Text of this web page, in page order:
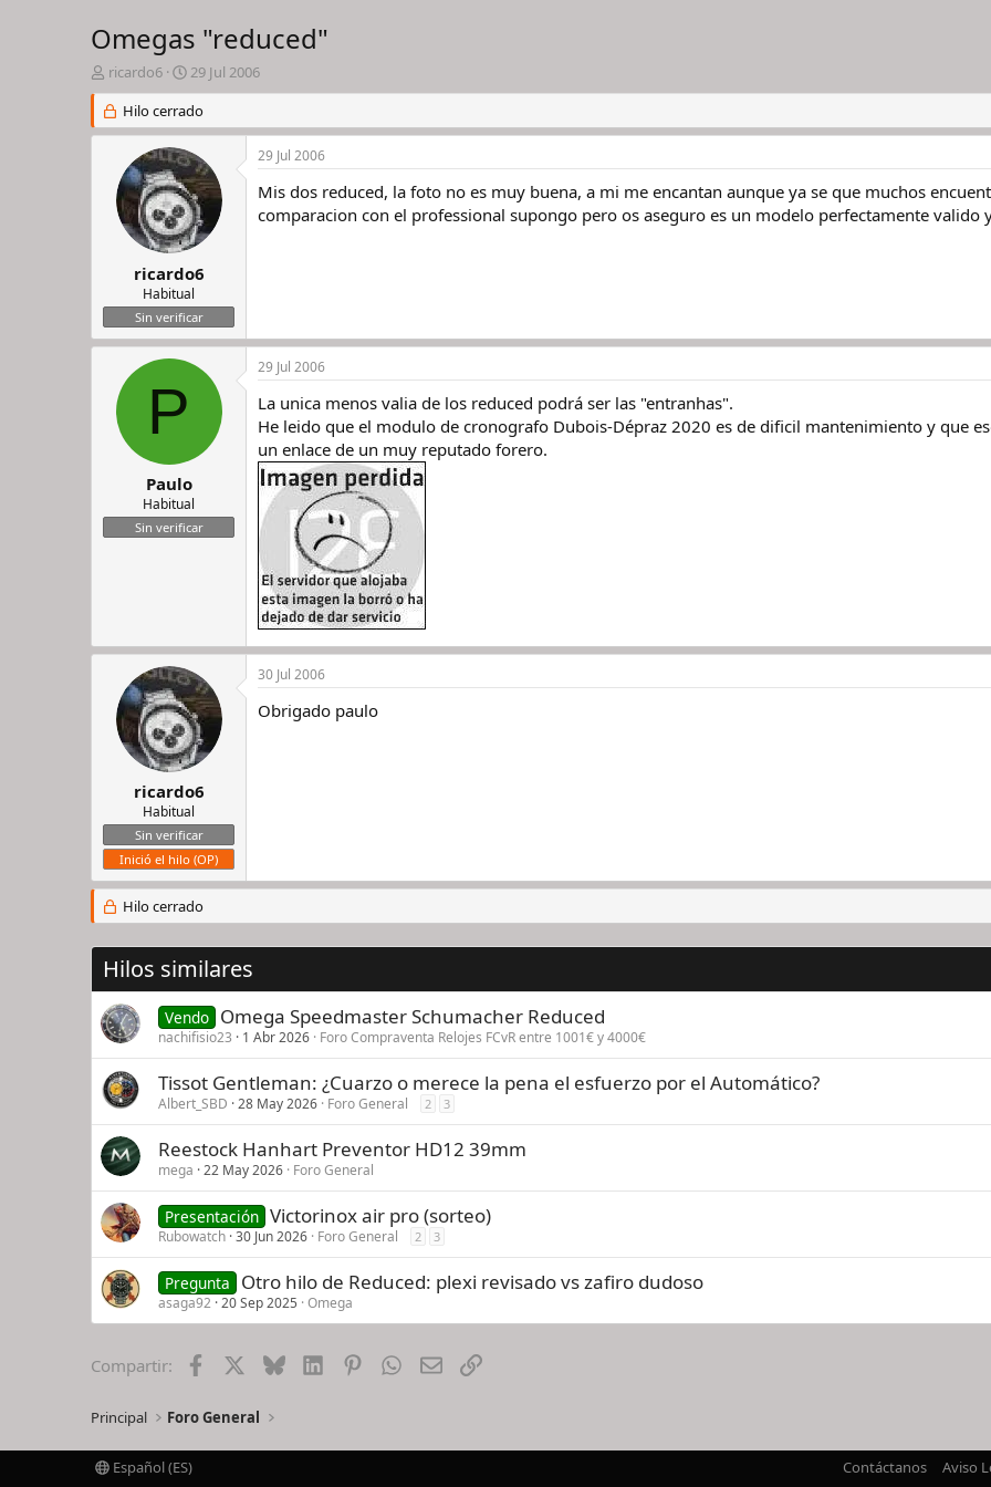
Omegas "reduced"
I
n
i
c
h
i
l
ricardo6
F
e
c
h
a
d
e
i
n
i
c
i
o
29 Jul 2006
Hilo cerrado
ricardo6
Habitual
Sin verificar
29 Jul 2006
Mis dos reduced, la foto no es muy buena, a mi me encantan aunque ya se que muchos
comparacion con el professional supongo pero os aseguro es un modelo perfectamente valido
P
Paulo
Habitual
Sin verificar
29 Jul 2006
La unica menos valia de los reduced podrá ser las "entranhas".
He leido que el modulo de cronografo Dubois-Dépraz 2020 es de dificil mantenimiento y que
un enlace de un muy reputado forero.
ricardo6
Habitual
Sin verificar
Inició el hilo (OP)
30 Jul 2006
Obrigado paulo
Hilo cerrado
Hilos similares
Vendo Omega Speedmaster Schumacher Reduced
nachifisio23 1 Abr 2026 Foro Compraventa Relojes FCvR entre 1001€ y 4000€
Tissot Gentleman: ¿Cuarzo o merece la pena el esfuerzo por el Automático?
Albert_SBD 28 May 2026 Foro General 2 3
Reestock Hanhart Preventor HD12 39mm
mega 22 May 2026 Foro General
Presentación Victorinox air pro (sorteo)
Rubowatch 30 Jun 2026 Foro General 2 3
Pregunta Otro hilo de Reduced: plexi revisado vs zafiro dudoso
asaga92 20 Sep 2025 Omega
Compartir: Facebook BlueskyLinkedInPinterestWhatsApp
EmailEnlace
Principal Foro General
Español (ES) Contáctanos Aviso